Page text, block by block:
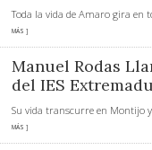
Toda la vida de Amaro gira en
MÁS ]
Manuel Rodas
del IES
Su vida transcurre en Montijo
MÁS ]